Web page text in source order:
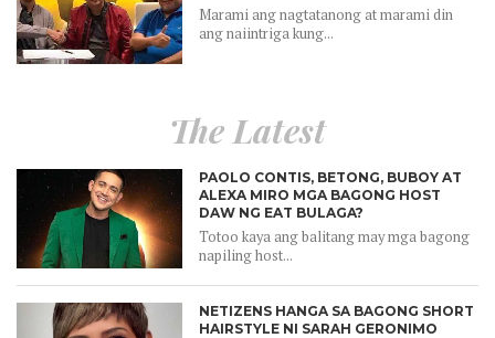
Marami ang nagtatanong at marami din
ang naiintriga kung...
The Latest
PAOLO CONTIS, BETONG, BUBOY AT
ALEXA MIRO MGA BAGONG HOST
DAW NG EAT BULAGA?
Totoo kaya ang balitang may mga bagong
napiling host...
NETIZENS HANGA SA BAGONG SHORT
HAIRSTYLE NI SARAH GERONIMO